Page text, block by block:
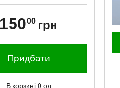
15000 грн
Придбати
В корзині 0 од